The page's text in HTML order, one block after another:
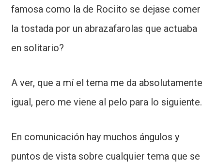
famosa como la de Rociito se dejase comer
la tostada por un abrazafarolas que actuaba
en solitario?
A ver, que a mí el tema me da absolutamente
igual, pero me viene al pelo para lo siguiente.
En comunicación hay muchos ángulos y
puntos de vista sobre cualquier tema que se